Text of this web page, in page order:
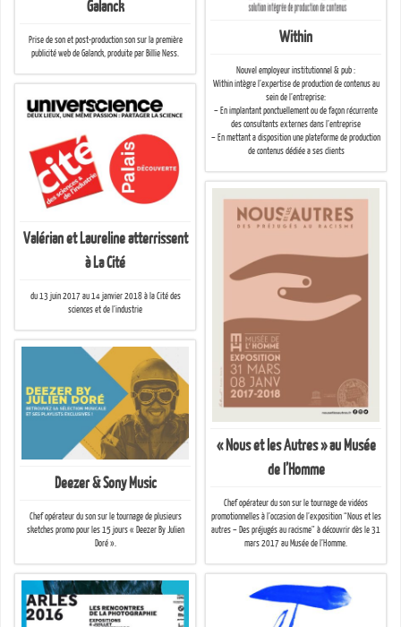
Galanck
Prise de son et post-production son sur la première
publicité web de Galanck, produite par Billie Ness.
Within
Nouvel employeur institutionnel & pub :
Within intègre l’expertise de production de contenus au
sein de l’entreprise:
– En implantant ponctuellement ou de façon récurrente
des consultants externes dans l’entreprise
– En mettant a disposition une plateforme de production
de contenus dédiée a ses clients
Valérian et Laureline atterrissent
à La Cité
du 13 juin 2017 au 14 janvier 2018 à la Cité des
sciences et de l’industrie
« Nous et les Autres » au Musée
de l’Homme
Chef opérateur du son sur le tournage de vidéos
promotionnelles à l’occasion de l’exposition “Nous et les
autres – Des préjugés au racisme” à découvrir dès le 31
mars 2017 au Musée de l’Homme.
Deezer & Sony Music
Chef opérateur du son sur le tournage de plusieurs
sketches promo pour les 15 jours « Deezer By Julien
Doré ».